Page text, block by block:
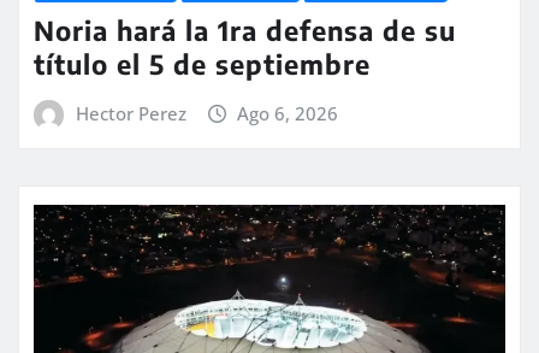
Noria hará la 1ra defensa de su
título el 5 de septiembre
Hector Perez Ago 6, 2026